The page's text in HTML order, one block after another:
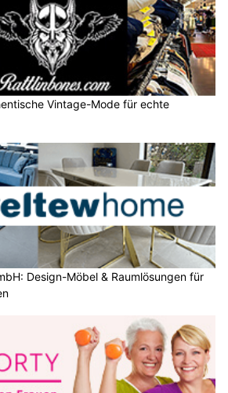
Vintage-Mode für echte
Design-Möbel & Raumlösungen für